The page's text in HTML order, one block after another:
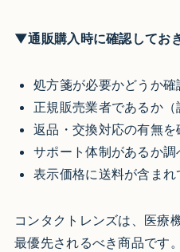
▼通販購入時に確認してお
処方箋が必要かどうか確
正規販売業者であるか（
返品・交換対応の有無を
サポート体制があるか調
表示価格に送料が含ま
コンタクトレンズは、医療
最優先されるべき商品です